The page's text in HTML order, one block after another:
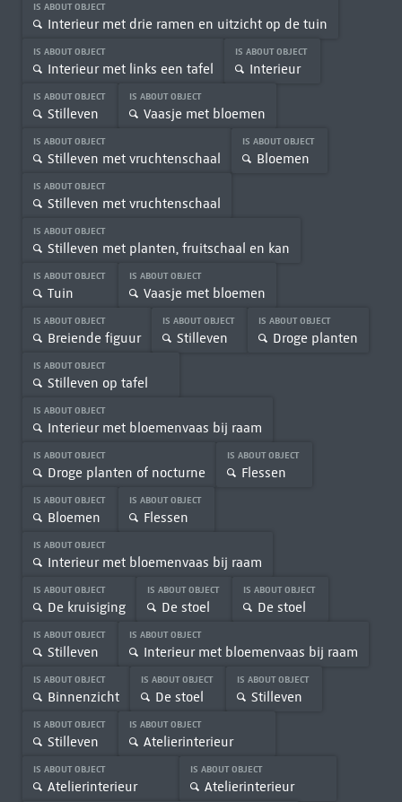
IS ABOUT OBJECT
Interieur met drie ramen en uitzicht op de tuin
IS ABOUT OBJECT
Interieur met links een tafel
IS ABOUT OBJECT
Interieur
IS ABOUT OBJECT
Stilleven
IS ABOUT OBJECT
Vaasje met bloemen
IS ABOUT OBJECT
Stilleven met vruchtenschaal
IS ABOUT OBJECT
Bloemen
IS ABOUT OBJECT
Stilleven met vruchtenschaal
IS ABOUT OBJECT
Stilleven met planten, fruitschaal en kan
IS ABOUT OBJECT
Tuin
IS ABOUT OBJECT
Vaasje met bloemen
IS ABOUT OBJECT
Breiende figuur
IS ABOUT OBJECT
Stilleven
IS ABOUT OBJECT
Droge planten
IS ABOUT OBJECT
Stilleven op tafel
IS ABOUT OBJECT
Interieur met bloemenvaas bij raam
IS ABOUT OBJECT
Droge planten of nocturne
IS ABOUT OBJECT
Flessen
IS ABOUT OBJECT
Bloemen
IS ABOUT OBJECT
Flessen
IS ABOUT OBJECT
Interieur met bloemenvaas bij raam
IS ABOUT OBJECT
De kruisiging
IS ABOUT OBJECT
De stoel
IS ABOUT OBJECT
De stoel
IS ABOUT OBJECT
Stilleven
IS ABOUT OBJECT
Interieur met bloemenvaas bij raam
IS ABOUT OBJECT
Binnenzicht
IS ABOUT OBJECT
De stoel
IS ABOUT OBJECT
Stilleven
IS ABOUT OBJECT
Stilleven
IS ABOUT OBJECT
Atelierinterieur
IS ABOUT OBJECT
Atelierinterieur
IS ABOUT OBJECT
Atelierinterieur